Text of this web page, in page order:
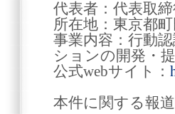
代表者：代表取
所在地：東京都
事業内容：行動
ションの開発・
公式webサイト：
本件に関する報